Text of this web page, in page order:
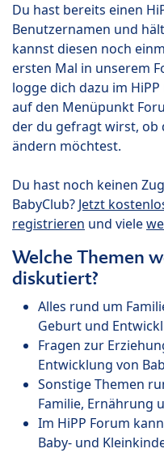
Du hast bereits einen
Benutzernamen und
kannst diesen noch
ersten Mal in unserem
logge dich dazu im
auf den Menüpunkt
der du gefragt wirst, ob
ändern möchtest.
Du hast noch keinen
BabyClub? Jetzt
registrieren und viele
Welche Themen
diskutiert?
Alles rund um
Geburt und
Fragen zur
Entwicklung von
Sonstige Themen
Familie, Ernährung
Im HiPP Forum
Baby- und